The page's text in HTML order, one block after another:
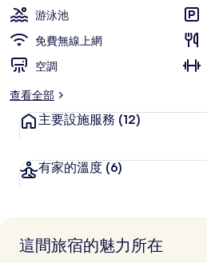
游泳池
免費無線上網
空調
查看全部
主要設施服務 (12)
有家的溫度 (6)
這間旅宿的魅力所在